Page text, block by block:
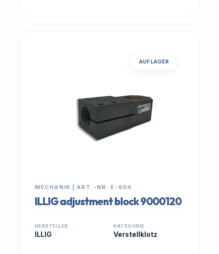
AUF LAGER
MECHANIK | ART.-NR: E-604
ILLIG adjustment block 9000120
HERSTELLER
ILLIG
KATEGORIE
Verstellklotz